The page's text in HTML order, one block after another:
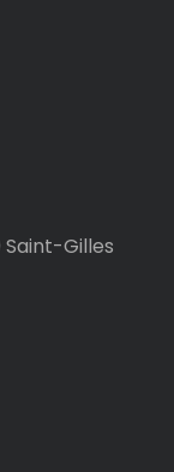
Saint-Gilles